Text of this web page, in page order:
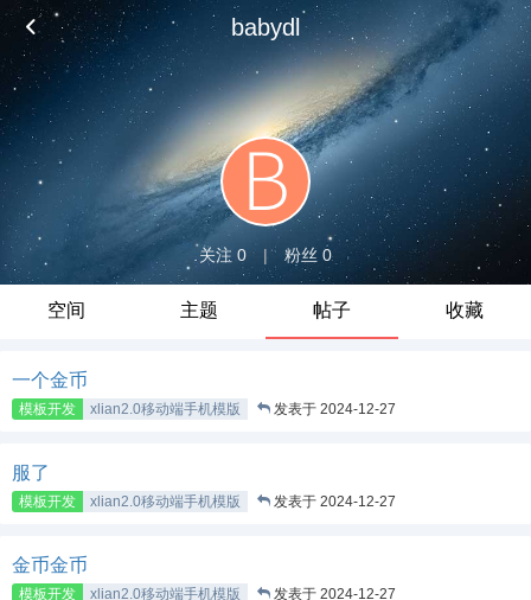
babydl
关注 0 | 粉丝 0
空间 主题 帖子 收藏
一个金币
模板开发 xlian2.0移动端手机模版 发表于 2024-12-27
服了
模板开发 xlian2.0移动端手机模版 发表于 2024-12-27
金币金币
模板开发 xlian2.0移动端手机模版 发表于 2024-12-27